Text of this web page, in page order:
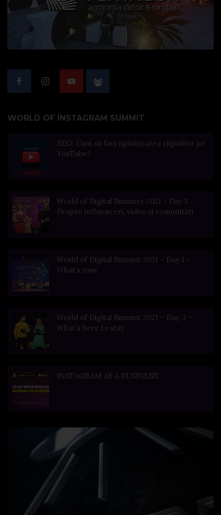
WORLD OF INSTAGRAM SUMMIT
SEO: Cum să faci optimizarea clipurilor pe
YouTube?
World of Digital Summer 2021 – Day 1:
Despre influenceri, video și comunități
World of Digital Summit 2021 – Day 1 –
What’s now
World of Digital Summit 2021 – Day 3 –
What’s here to stay
INSTAGRAM AS A BUSINESS